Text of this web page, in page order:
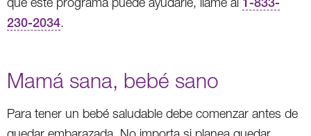
230-2034.
Mamá sana, bebé sano
Para tener un bebé saludable debe comenzar antes de